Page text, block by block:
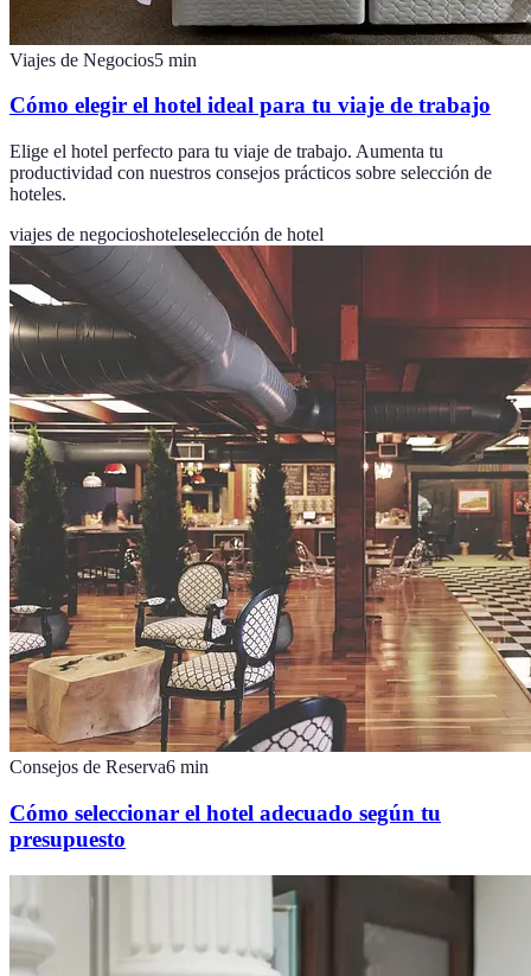
Viajes de Negocios5 min
Cómo elegir el hotel ideal para tu viaje de trabajo
Elige el hotel perfecto para tu viaje de trabajo. Aumenta tu
productividad con nuestros consejos prácticos sobre selección de
hoteles.
viajes de negocioshoteleselección de hotel
Consejos de Reserva6 min
Cómo seleccionar el hotel adecuado según tu
presupuesto